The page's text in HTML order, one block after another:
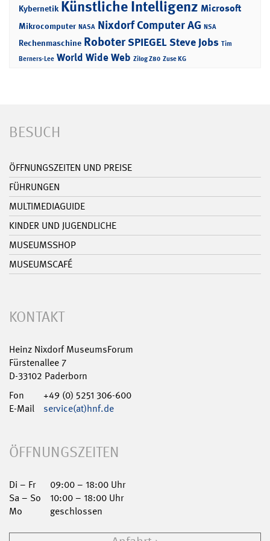
Kybernetik Künstliche Intelligenz Microsoft
Mikrocomputer NASA Nixdorf Computer AG NSA
Rechenmaschine RoboterSPIEGELSteve Jobs Tim
Berners-Lee World Wide Web Zilog Z80 Zuse KG
BESUCH
ÖFFNUNGSZEITEN UND PREISE
FÜHRUNGEN
MULTIMEDIAGUIDE
KINDER UND JUGENDLICHE
MUSEUMSSHOP
MUSEUMSCAFÉ
KONTAKT
Heinz Nixdorf MuseumsForum
Fürstenallee 7
D-33102 Paderborn
Fon
+49 (0) 5251 306-600
E-Mail
service(at)hnf.de
ÖFFNUNGSZEITEN
Di – Fr
09:00 – 18:00 Uhr
Sa – So
10:00 – 18:00 Uhr
Mo
geschlossen